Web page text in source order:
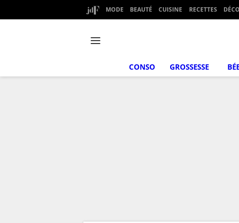
MODE BEAUTÉ CUISINE RECETTES DÉCO
CONSO GROSSESSE